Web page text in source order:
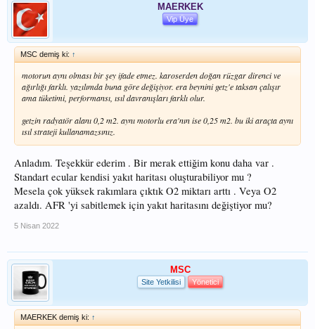
MAERKEK
Vip Üye
MSC demiş ki: ↑
motorun aynı olması bir şey ifade etmez. karoserden doğan rüzgar direnci ve
ağırlığı farklı. yazılımda buna göre değişiyor. era beynini getz'e taksan çalışır
ama tüketimi, performansı, ısıl davranışları farklı olur.
getzin radyatör alanı 0,2 m2. aynı motorlu era'nın ise 0,25 m2. bu iki araçta aynı
ısıl strateji kullanamazsınız.
Anladım. Teşekkür ederim . Bir merak ettiğim konu daha var .
Standart ecular kendisi yakıt haritası oluşturabiliyor mu ?
Mesela çok yüksek rakımlara çıktık O2 miktarı arttı . Veya O2
azaldı. AFR 'yi sabitlemek için yakıt haritasını değiştiyor mu?
5 Nisan 2022
MSC
Site Yetkilisi Yönetici
MAERKEK demiş ki: ↑